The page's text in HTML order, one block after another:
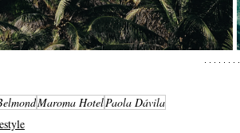
Maroma HotelPaola Dávila